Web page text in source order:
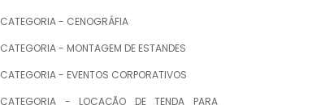
FORNECEDORES DE TENDAS
TENDA CHAPÉU DE BRUXA VENDA
CATEGORIA - CENOGRÁFIA
CATEGORIA - MONTAGEM DE ESTANDES
CATEGORIA - EVENTOS CORPORATIVOS
CATEGORIA - LOCAÇÃO DE TENDA PARA